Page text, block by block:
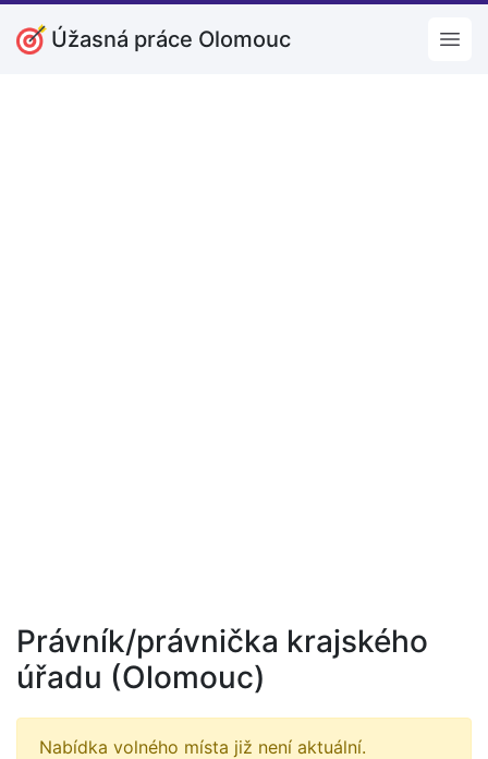
Úžasná práce Olomouc
Právník/právnička krajského
úřadu (Olomouc)
Nabídka volného místa již není aktuální.